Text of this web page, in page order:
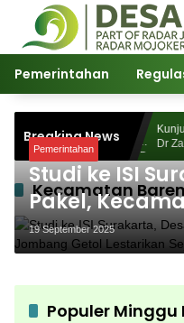
Langsung
konten
Pemerintahan
Breaking News
Akademik
Dr
Kecamatan
Pemerintahan
Studi ke ISI
Pakel,
Jombang
Sejarah dan
19 September 2025
Populer Minggu